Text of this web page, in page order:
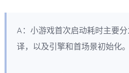
A：小游戏首次启动耗时主要
译，以及引擎和首场景初始化